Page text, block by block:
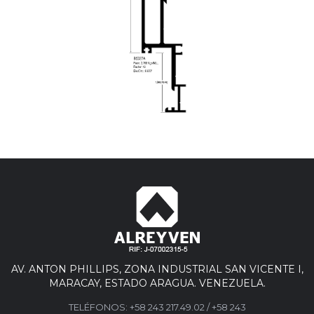
AV. ANTON PHILLIPS, ZONA INDUSTRIAL SAN VICENTE I,
MARACAY, ESTADO ARAGUA. VENEZUELA.
TELÉFONOS: +58 243 217.49.02/+58 243